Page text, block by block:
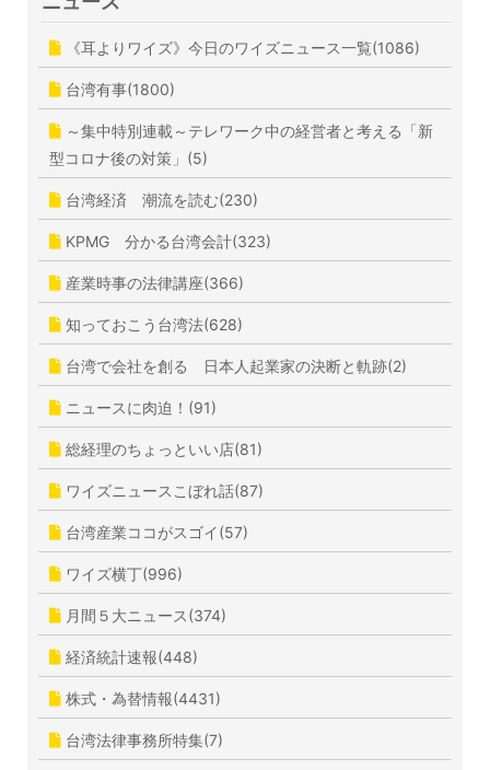
《耳よりワイズ》今日のワイズニュース一覧(1086)
台湾有事(1800)
～集中特別連載～テレワーク中の経営者と考える「新
型コロナ後の対策」(5)
台湾経済 潮流を読む(230)
KPMG 分かる台湾会計(323)
産業時事の法律講座(366)
知っておこう台湾法(628)
台湾で会社を創る 日本人起業家の決断と軌跡(2)
ニュースに肉迫！(91)
総経理のちょっといい店(81)
ワイズニュースこぼれ話(87)
台湾産業ココがスゴイ(57)
ワイズ横丁(996)
月間５大ニュース(374)
経済統計速報(448)
株式・為替情報(4431)
台湾法律事務所特集(7)